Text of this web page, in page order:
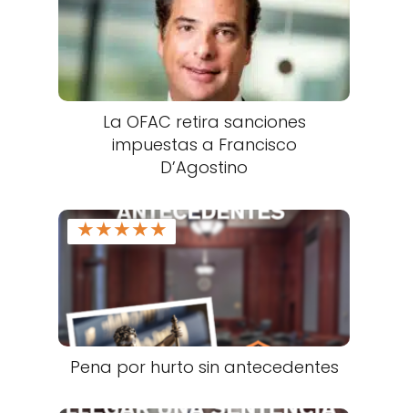
La OFAC retira sanciones
impuestas a Francisco
D’Agostino
★★★★★
Pena por hurto sin antecedentes